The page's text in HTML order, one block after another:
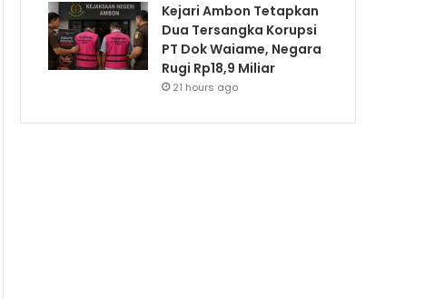
Kejari Ambon Tetapkan
Dua Tersangka Korupsi
PT Dok Waiame, Negara
Rugi Rp18,9 Miliar
21 hours ago